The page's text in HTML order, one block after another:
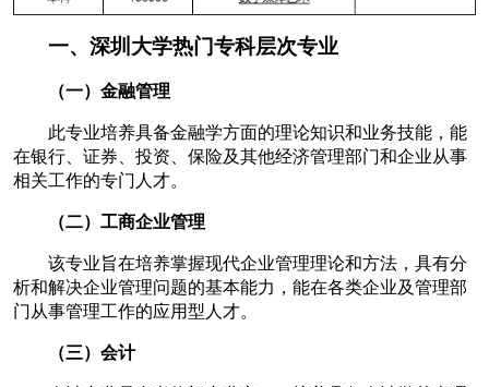
一、深圳大学热门专科层次专业
（一）金融管理
此专业培养具备金融学方面的理论知识和业务技能，能
在银行、证券、投资、保险及其他经济管理部门和企业从事
相关工作的专门人才。
（二）工商企业管理
该专业旨在培养掌握现代企业管理理论和方法，具有分
析和解决企业管理问题的基本能力，能在各类企业及管理部
门从事管理工作的应用型人才。
（三）会计